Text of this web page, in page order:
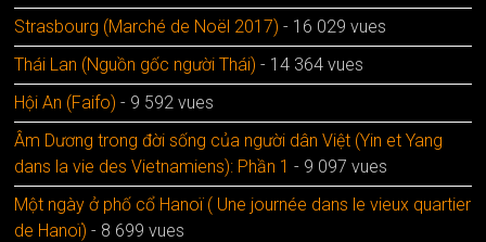
Strasbourg (Marché de Noël 2017) - 16 029 vues
Thái Lan (Nguồn gốc người Thái) - 14 364 vues
Hội An (Faifo) - 9 592 vues
Âm Dương trong đời sống của người dân Việt (Yin et Yang
dans la vie des Vietnamiens): Phần 1 - 9 097 vues
Một ngày ở phố cổ Hanoï ( Une journée dans le vieux quartier
de Hanoï) - 8 699 vues